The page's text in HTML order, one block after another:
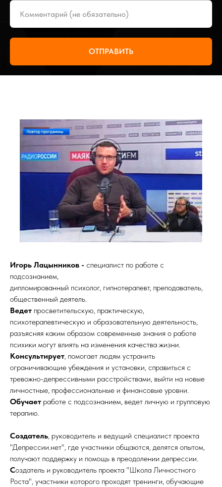
ОТПРАВИТЬ
Игорь Лацынников - специалист по работе с
подсознанием,
дипломированный психолог, гипнотерапевт, преподаватель,
общественный деятель.
Ведет просветительскую, практическую,
психотерапевтическую и образовательную деятельность,
разъясняя каким образом современные знания о работе
психики могут влиять на изменения качества жизни.
Консультирует , помогает людям устранить
ограничивающие убеждения и установки, справиться с
тревожно-депрессивными расстройствами, выйти на новые
личностные, профессиональные и финансовые уровни.
Обучает работе с подсознанием, ведет личную и групповую
терапию.
Создатель , руководитель и ведущий специалист проекта
"Депрессии.нет", где участники общаются, делятся опытом,
получают поддержку и помощь в преодолении депрессии.
Создатель и руководитель проекта "Школа Личностного
Роста", участники которого проходят тренинги, обучающие